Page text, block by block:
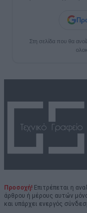
Στη σελίδα που θα
Προσοχή! Επιτρέπεται η
άρθρου ή μέρους αυτών
και υπάρχει ενεργός